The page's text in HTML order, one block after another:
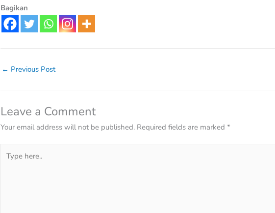
Bagikan
← Previous Post
Leave a Comment
Your email address will not be published. Required fields are marked *
here..